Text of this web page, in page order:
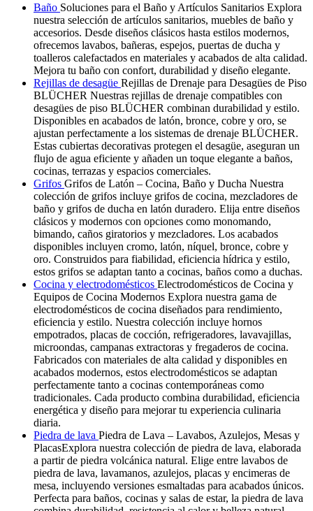
Baño Soluciones para el Baño y Artículos Sanitarios Explora
nuestra selección de artículos sanitarios, muebles de baño y
accesorios. Desde diseños clásicos hasta estilos modernos,
ofrecemos lavabos, bañeras, espejos, puertas de ducha y
toalleros calefactados en materiales y acabados de alta calidad.
Mejora tu baño con confort, durabilidad y diseño elegante.
Rejillas de desagüe Rejillas de Drenaje para Desagües de Piso
BLÜCHER Nuestras rejillas de drenaje compatibles con
desagües de piso BLÜCHER combinan durabilidad y estilo.
Disponibles en acabados de latón, bronce, cobre y oro, se
ajustan perfectamente a los sistemas de drenaje BLÜCHER.
Estas cubiertas decorativas protegen el desagüe, aseguran un
flujo de agua eficiente y añaden un toque elegante a baños,
cocinas, terrazas y espacios comerciales.
Grifos Grifos de Latón – Cocina, Baño y Ducha Nuestra
colección de grifos incluye grifos de cocina, mezcladores de
baño y grifos de ducha en latón duradero. Elija entre diseños
clásicos y modernos con opciones como monomando,
bimando, caños giratorios y mezcladores. Los acabados
disponibles incluyen cromo, latón, níquel, bronce, cobre y
oro. Construidos para fiabilidad, eficiencia hídrica y estilo,
estos grifos se adaptan tanto a cocinas, baños como a duchas.
Cocina y electrodomésticos Electrodomésticos de Cocina y
Equipos de Cocina Modernos Explora nuestra gama de
electrodomésticos de cocina diseñados para rendimiento,
eficiencia y estilo. Nuestra colección incluye hornos
empotrados, placas de cocción, refrigeradores, lavavajillas,
microondas, campanas extractoras y fregaderos de cocina.
Fabricados con materiales de alta calidad y disponibles en
acabados modernos, estos electrodomésticos se adaptan
perfectamente tanto a cocinas contemporáneas como
tradicionales. Cada producto combina durabilidad, eficiencia
energética y diseño para mejorar tu experiencia culinaria
diaria.
Piedra de lava Piedra de Lava – Lavabos, Azulejos, Mesas y
PlacasExplora nuestra colección de piedra de lava, elaborada
a partir de piedra volcánica natural. Elige entre lavabos de
piedra de lava, lavamanos, azulejos, placas y encimeras de
mesa, incluyendo versiones esmaltadas para acabados únicos.
Perfecta para baños, cocinas y salas de estar, la piedra de lava